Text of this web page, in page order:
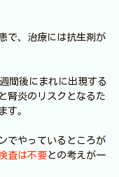
で、治療には抗生剤が
間後にまれに出現する
腎炎のリスクとなるた
。
でやっているところが
査は不要との考えが一